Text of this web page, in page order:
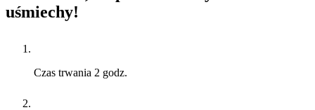
uśmiechy!
Czas trwania 2 godz.